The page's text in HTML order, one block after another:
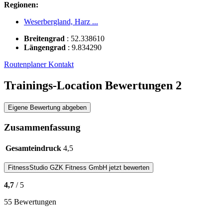
Regionen:
Weserbergland, Harz ...
Breitengrad : 52.338610
Längengrad : 9.834290
RoutenplanerKontakt
Trainings-Location Bewertungen 2
Eigene Bewertung abgeben
Zusammenfassung
Gesamteindruck 4,5
FitnessStudio GZK Fitness GmbH jetzt bewerten
4,7 / 5
55 Bewertungen